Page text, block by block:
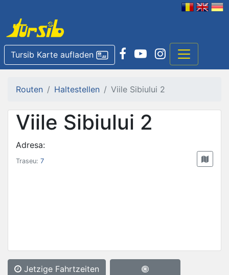
Tursib Karte aufladen
Routen Haltestellen Viile Sibiului 2
Viile Sibiului 2
Adresa:
Traseu: 7
Jetzige Fahrtzeiten